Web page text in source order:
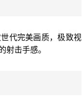
代完美画质，极致视
射击手感。